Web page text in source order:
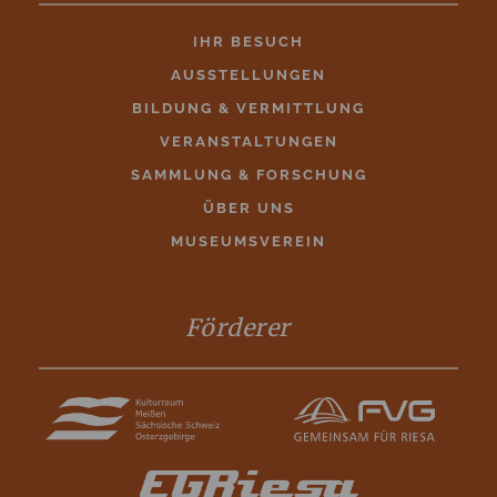
IHR BESUCH
AUSSTELLUNGEN
BILDUNG & VERMITTLUNG
VERANSTALTUNGEN
SAMMLUNG & FORSCHUNG
ÜBER UNS
MUSEUMSVEREIN
Förderer